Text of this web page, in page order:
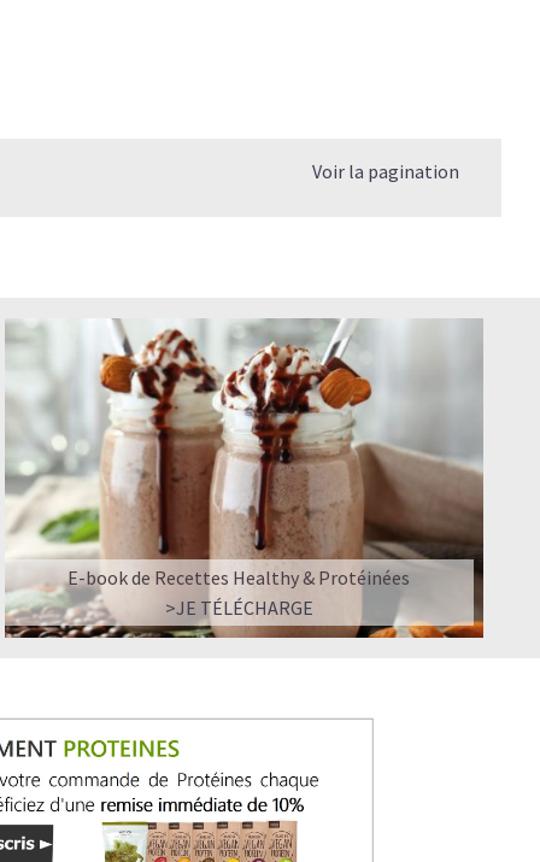
Voir la pagination
E-book de Recettes Healthy & Protéinées
>JE TÉLÉCHARGE